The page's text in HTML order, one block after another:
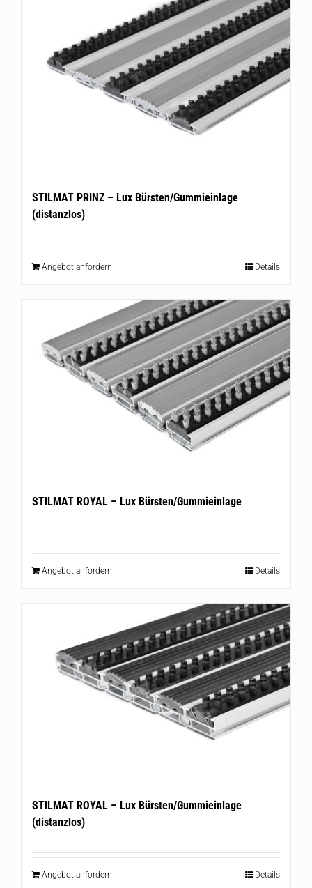
STILMAT PRINZ – Lux Bürsten/Gummieinlage
(distanzlos)
Angebot anfordern Details
STILMAT ROYAL – Lux Bürsten/Gummieinlage
Angebot anfordern Details
STILMAT ROYAL – Lux Bürsten/Gummieinlage
(distanzlos)
Angebot anfordern Details